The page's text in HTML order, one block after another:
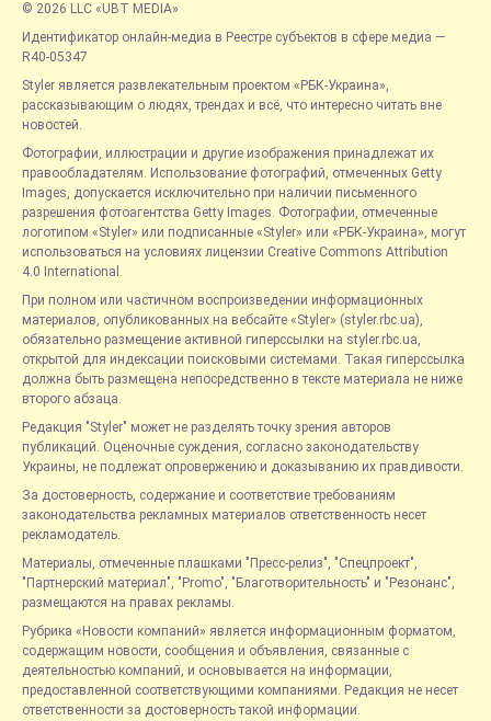
© 2026 LLC «UBT MEDIA»
Идентификатор онлайн-медиа в Реестре субъектов в сфере медиа —
R40-05347
Styler является развлекательным проектом «РБК-Украина»,
рассказывающим о людях, трендах и всё, что интересно читать вне
новостей.
Фотографии, иллюстрации и другие изображения принадлежат их
правообладателям. Использование фотографий, отмеченных Getty
Images, допускается исключительно при наличии письменного
разрешения фотоагентства Getty Images. Фотографии, отмеченные
логотипом «Styler» или подписанные «Styler» или «РБК-Украина», могут
использоваться на условиях лицензии Creative Commons Attribution
4.0 International.
При полном или частичном воспроизведении информационных
материалов, опубликованных на вебсайте «Styler» (styler.rbc.ua),
обязательно размещение активной гиперссылки на styler.rbc.ua,
открытой для индексации поисковыми системами. Такая гиперссылка
должна быть размещена непосредственно в тексте материала не ниже
второго абзаца.
Редакция "Styler" может не разделять точку зрения авторов
публикаций. Оценочные суждения, согласно законодательству
Украины, не подлежат опровержению и доказыванию их правдивости.
За достоверность, содержание и соответствие требованиям
законодательства рекламных материалов ответственность несет
рекламодатель.
Материалы, отмеченные плашками "Пресс-релиз", "Спецпроект",
"Партнерский материал", "Promo", "Благотворительность" и "Резонанс",
размещаются на правах рекламы.
Рубрика «Новости компаний» является информационным форматом,
содержащим новости, сообщения и объявления, связанные с
деятельностью компаний, и основывается на информации,
предоставленной соответствующими компаниями. Редакция не несет
ответственности за достоверность такой информации.